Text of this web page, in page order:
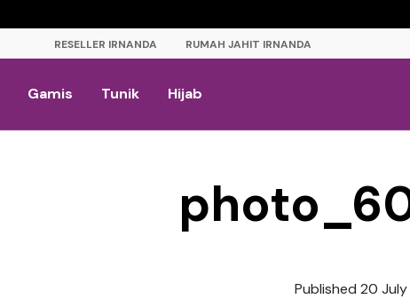
RESELLER IRNANDA RUMAH JAHIT IRNANDA
Gamis Tunik Hijab
Published 20